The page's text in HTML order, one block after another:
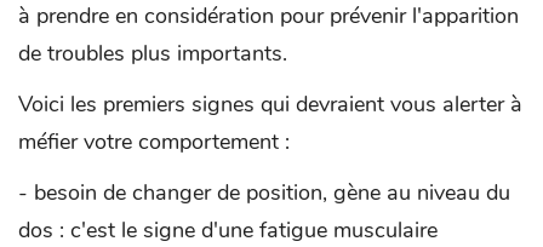
à prendre en considération pour prévenir l'apparition
de troubles plus importants.
Voici les premiers signes qui devraient vous alerter à
méfier votre comportement :
- besoin de changer de position, gène au niveau du
dos : c'est le signe d'une fatigue musculaire